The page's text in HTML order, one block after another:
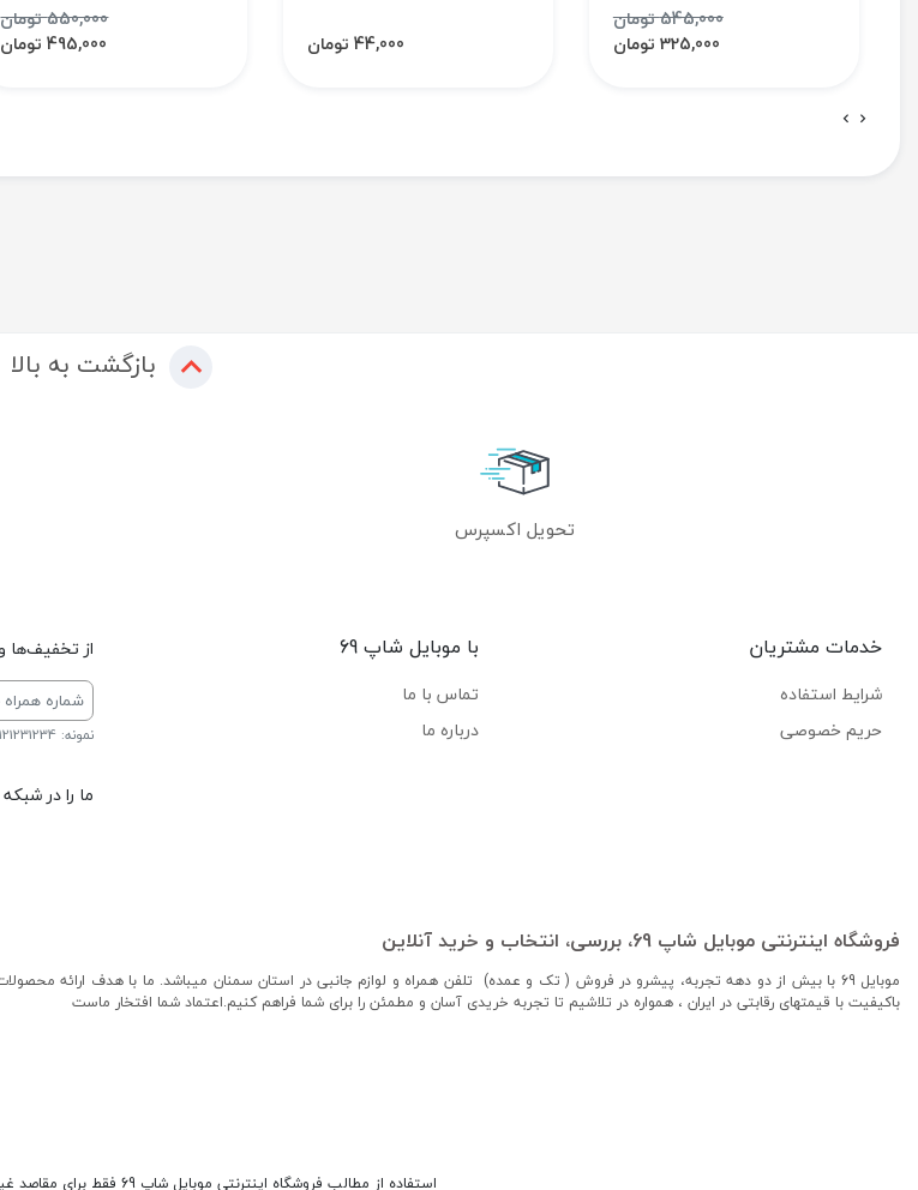
545,000 تومان
325,000 تومان 44,000 تومان
550,000 تومان
495,000 تومان
بازگشت به بالا
تحویل اکسپرس
خدمات مشتریان
شرایط استفاده
حریم خصوصی
با موبایل شاپ 69
تماس با ما
درباره ما
از تخفیف‌ها
نمونه: 09121231234
ما را در
فروشگاه اینترنتی موبایل شاپ 69، بررسی، انتخاب و خرید آنلاین
موبایل 69 با بیش از دو دهه تجربه، پیشرو در فروش ( تک و عمده) تلفن همراه و لوازم جانبی در استان سمنان میباشد. ما با هدف ارائه
باکیفیت با قیمتهای رقابتی در ایران ، همواره در تلاشیم تا تجربه خریدی آسان و مطمئن را برای شما فراهم کنیم.اعتماد شما افتخار ماست
استفاده از مطالب فروشگاه اینترنتی موبایل شاپ 69 فقط برای مقاصد غیرتجاری و با ذکر منبع بلامانع است.